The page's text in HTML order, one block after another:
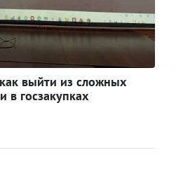
выйти из сложных
в госзакупках